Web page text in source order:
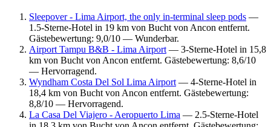
Sleepover - Lima Airport, the only in-terminal sleep pods —
1.5-Sterne-Hotel in 19 km von Bucht von Ancon entfernt.
Gästebewertung: 9,0/10 — Wunderbar.
Airport Tampu B&B - Lima Airport — 3-Sterne-Hotel in 15,8
km von Bucht von Ancon entfernt. Gästebewertung: 8,6/10
— Hervorragend.
Wyndham Costa Del Sol Lima Airport — 4-Sterne-Hotel in
18,4 km von Bucht von Ancon entfernt. Gästebewertung:
8,8/10 — Hervorragend.
La Casa Del Viajero - Aeropuerto Lima — 2.5-Sterne-Hotel